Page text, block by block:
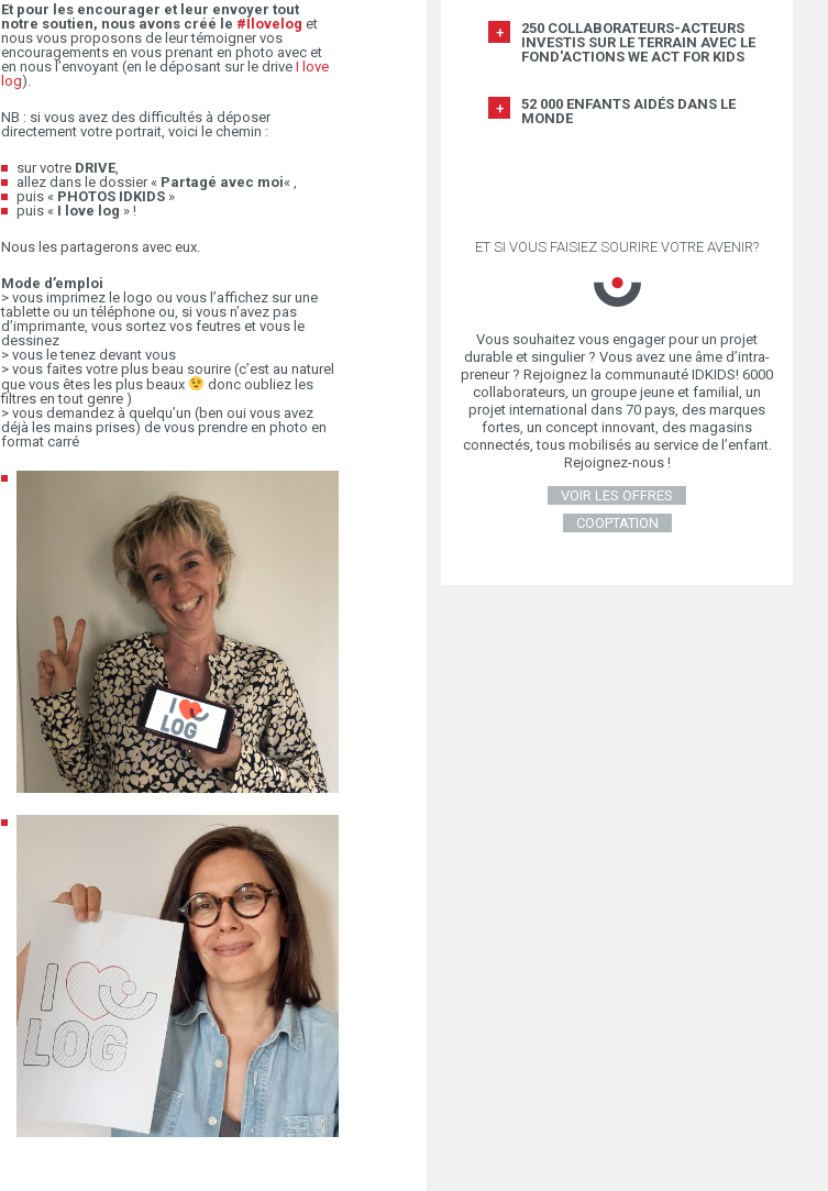
GOOD NEWS VIDEO : “ON A ÉTÉ DÉBORDÉ PAR LE NOMBRE
DE COMMANDES QUI SONT ARRIVÉES !”
Et pour les encourager et leur envoyer tout
notre soutien, nous avons créé le #Ilovelog et
nous vous proposons de leur témoigner vos
encouragements en vous prenant en photo avec et
en nous l’envoyant (en le déposant sur le drive I love
log).
NB : si vous avez des difficultés à déposer
directement votre portrait, voici le chemin :
sur votre DRIVE,
allez dans le dossier « Partagé avec moi« ,
puis « PHOTOS IDKIDS »
puis « I love log » !
Nous les partagerons avec eux.
Mode d’emploi
> vous imprimez le logo ou vous l’affichez sur une
tablette ou un téléphone ou, si vous n’avez pas
d’imprimante, vous sortez vos feutres et vous le
dessinez
> vous le tenez devant vous
> vous faites votre plus beau sourire (c’est au naturel
que vous êtes les plus beaux
donc oubliez les
filtres en tout genre )
> vous demandez à quelqu’un (ben oui vous avez
déjà les mains prises) de vous prendre en photo en
format carré
250 COLLABORATEURS-ACTEURS
INVESTIS SUR LE TERRAIN AVEC LE
FOND'ACTIONS WE ACT FOR KIDS
52 000 ENFANTS AIDÉS DANS LE
MONDE
ET SI VOUS FAISIEZ SOURIRE VOTRE AVENIR?
Vous souhaitez vous engager pour un projet
durable et singulier ? Vous avez une âme d’intra-
preneur ? Rejoignez la communauté IDKIDS! 6000
collaborateurs, un groupe jeune et familial, un
projet international dans 70 pays, des marques
fortes, un concept innovant, des magasins
connectés, tous mobilisés au service de l’enfant.
Rejoignez-nous !
VOIR LES OFFRES
COOPTATION